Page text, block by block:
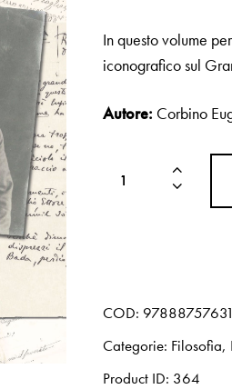
In questo volume
iconografico sul
Autore: Corbino
COD:
Categorie: Filosofia,
Product ID: 364